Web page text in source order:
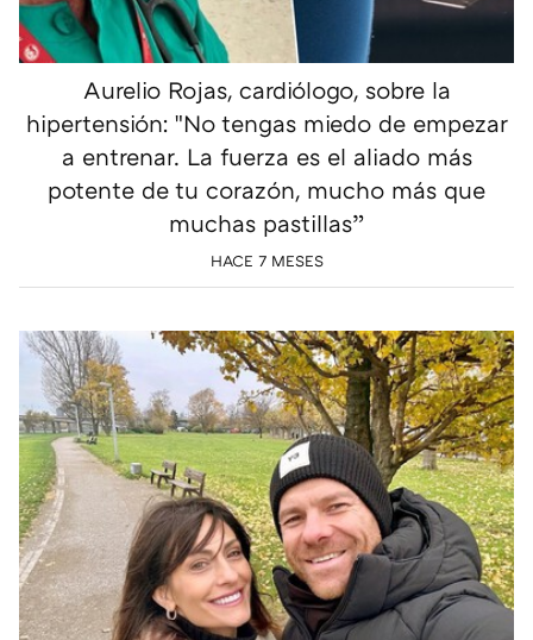
Aurelio Rojas, cardiólogo, sobre la
hipertensión: "No tengas miedo de empezar
a entrenar. La fuerza es el aliado más
potente de tu corazón, mucho más que
muchas pastillas”
HACE 7 MESES